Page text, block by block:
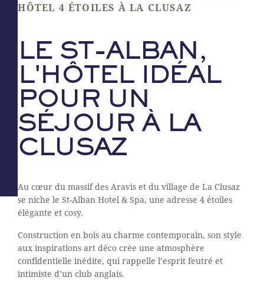
HÔTEL 4 ÉTOILES À LA CLUSAZ
LE ST-ALBAN,
L'HÔTEL IDÉAL
POUR UN
SÉJOUR À LA
CLUSAZ
Au cœur du massif des Aravis et du village de La Clusaz
se niche le St-Alban Hotel & Spa, une adresse 4 étoiles
élégante et cosy.
Construction en bois au charme contemporain, son style
aux inspirations art déco crée une atmosphère
confidentielle inédite, qui rappelle l’esprit feutré et
intimiste d’un club anglais.